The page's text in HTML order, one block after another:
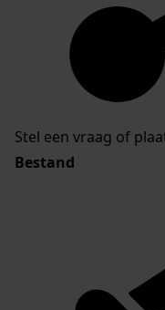
Stel een vraag of
Bestand